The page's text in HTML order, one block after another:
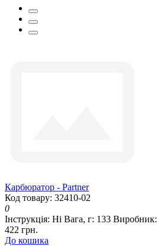
Карбюратор - Partner
Код товару: 32410-02
0
Інструкція: Ні Вага, г: 133 Виробник:
422 грн.
До кошика